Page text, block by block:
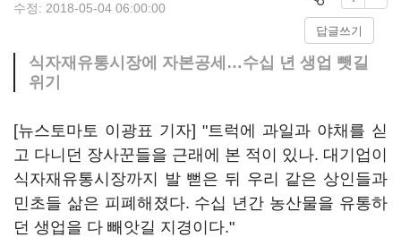
수정: 2018-05-04 06:00:00
답글쓰기
식자재유통시장에 자본공세…수십 년 생업 뺏길
위기
[뉴스토마토 이광표 기자] "트럭에 과일과 야채를 싣
고 다니던 장사꾼들을 근래에 본 적이 있나. 대기업이
식자재유통시장까지 발 뻗은 뒤 우리 같은 상인들과
민초들 삶은 피폐해졌다. 수십 년간 농산물을 유통하
던 생업을 다 빼앗길 지경이다."